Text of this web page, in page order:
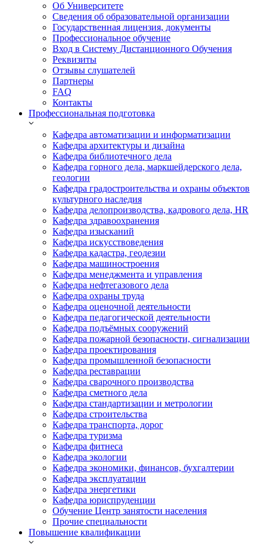
Об Университете
Сведения об образовательной организации
Государственная лицензия, документы
Профессиональное обучение
Вход в Систему Дистанционного Обучения
Реквизиты
Отзывы слушателей
Партнеры
FAQ
Контакты
Профессиональная подготовка
Кафедра автоматизации и информатизации
Кафедра архитектуры и дизайна
Кафедра библиотечного дела
Кафедра горного дела, маркшейдерского дела,
геологии
Кафедра градостроительства и охраны объектов
культурного наследия
Кафедра делопроизводства, кадрового дела, HR
Кафедра здравоохранения
Кафедра изысканий
Кафедра искусствоведения
Кафедра кадастра, геодезии
Кафедра машиностроения
Кафедра менеджмента и управления
Кафедра нефтегазового дела
Кафедра охраны труда
Кафедра оценочной деятельности
Кафедра педагогической деятельности
Кафедра подъёмных сооружений
Кафедра пожарной безопасности, сигнализации
Кафедра проектирования
Кафедра промышленной безопасности
Кафедра реставрации
Кафедра сварочного производства
Кафедра сметного дела
Кафедра стандартизации и метрологии
Кафедра строительства
Кафедра транспорта, дорог
Кафедра туризма
Кафедра фитнеса
Кафедра экологии
Кафедра экономики, финансов, бухгалтерии
Кафедра эксплуатации
Кафедра энергетики
Кафедра юриспруденции
Обучение Центр занятости населения
Прочие специальности
Повышение квалификации